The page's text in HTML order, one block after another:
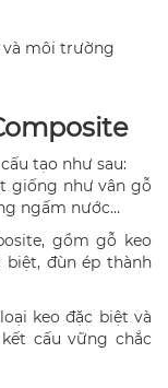
và môi trường
tạo như sau:
giống như vân gỗ
ngấm nước…
gồm gỗ keo
đùn ép thành
keo đặc biệt và
cấu vững chắc